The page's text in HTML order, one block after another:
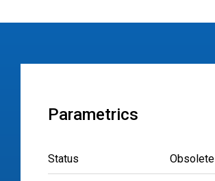
Parametrics
Status Obsolete